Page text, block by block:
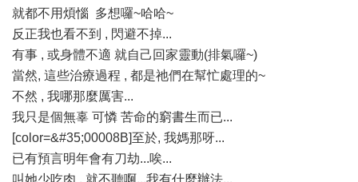
就都不用煩惱 多想囉~哈哈~
反正我也看不到 , 閃避不掉...
有事 , 或身體不適 就自己回家靈動(排氣囉~)
當然, 這些治療過程 , 都是祂們在幫忙處理的~
不然 , 我哪那麼厲害...
我只是個無辜 可憐 苦命的窮書生而已...
[color=&#35;00008B]至於, 我媽那呀...
已有預言明年會有刀劫...唉...
叫她少吃肉 , 就不聽啊...我有什麼辦法...